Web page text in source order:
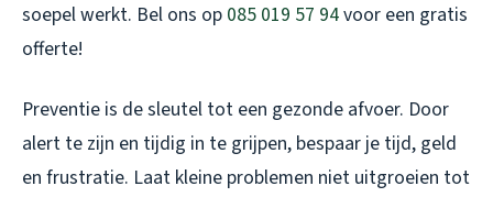
soepel werkt. Bel ons op 085 019 57 94voor een gratis
offerte!
Preventie is de sleutel tot een gezonde afvoer. Door
alert te zijn en tijdig in te grijpen, bespaar je tijd, geld
en frustratie. Laat kleine problemen niet uitgroeien tot